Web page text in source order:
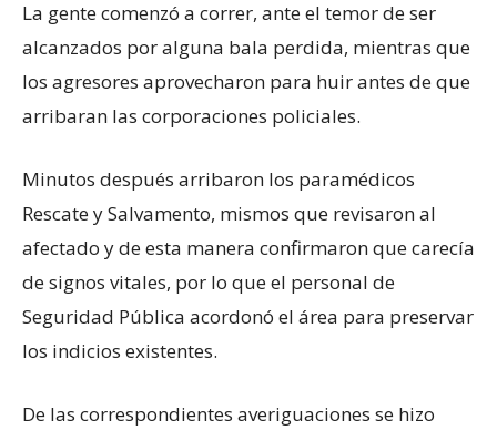
La gente comenzó a correr, ante el temor de ser
alcanzados por alguna bala perdida, mientras que
los agresores aprovecharon para huir antes de que
arribaran las corporaciones policiales.
Minutos después arribaron los paramédicos
Rescate y Salvamento, mismos que revisaron al
afectado y de esta manera confirmaron que carecía
de signos vitales, por lo que el personal de
Seguridad Pública acordonó el área para preservar
los indicios existentes.
De las correspondientes averiguaciones se hizo